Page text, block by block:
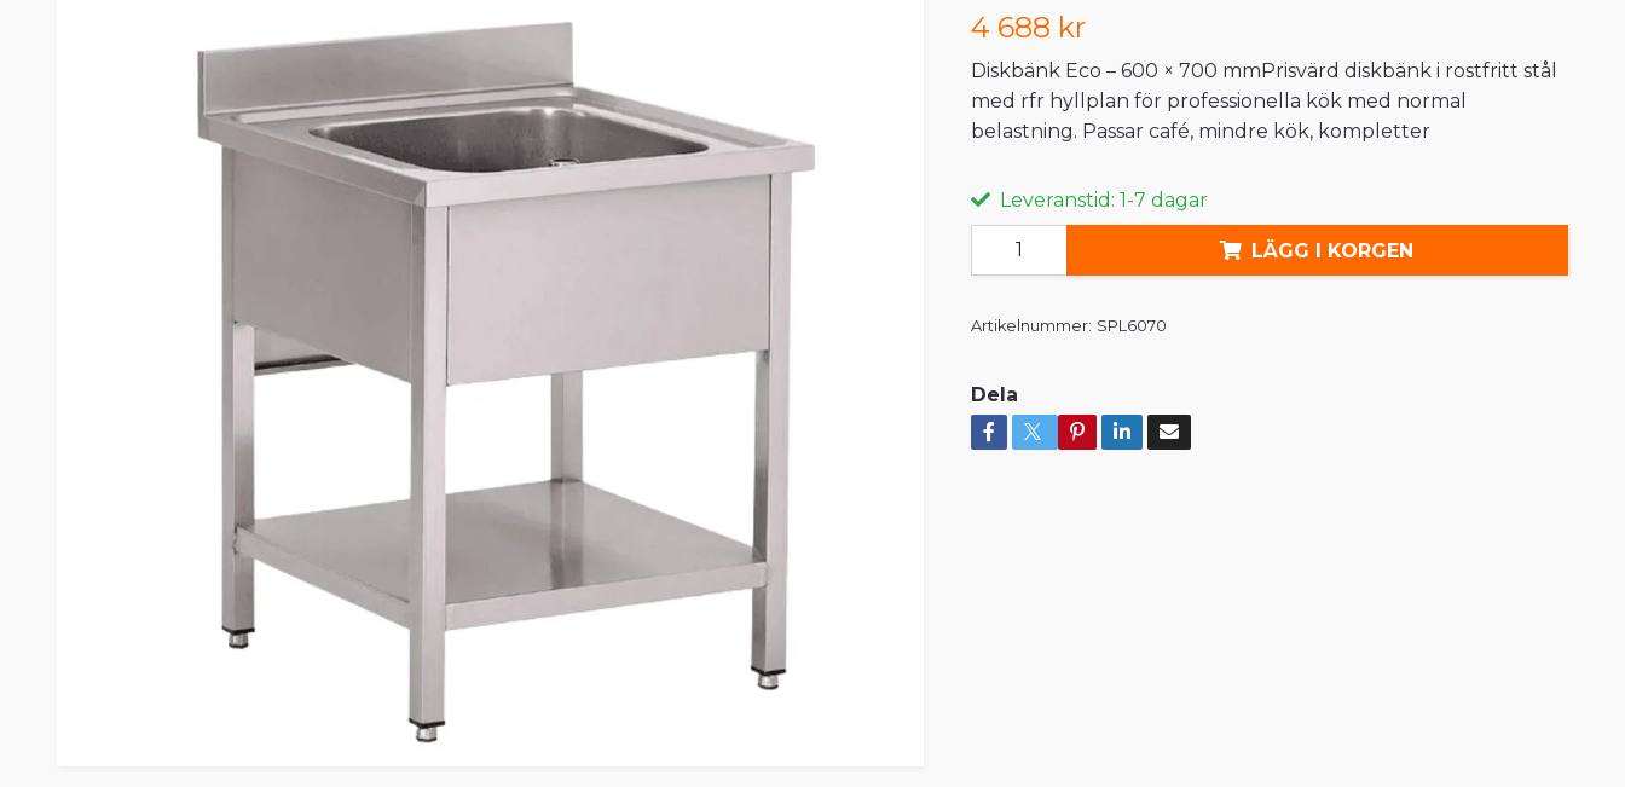
4 688 kr
Diskbänk Eco – 600 × 700 mmPrisvärd diskbänk i rostfritt stål
med rfr hyllplan för professionella kök med normal
belastning. Passar café, mindre kök, kompletter
Leveranstid: 1-7 dagar
LÄGG I KORGEN
Artikelnummer: SPL6070
Dela